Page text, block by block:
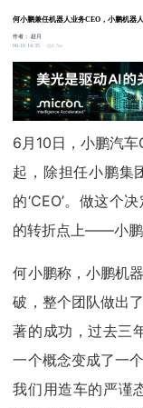
何小鹏兼任机器人业务CEO，小鹏机器
作者：赵月
06-10 14:35
1.5w
6月10日，小鹏汽
起，除担任小鹏集
的‘CEO’。做这个
的转折点上——小鹏
何小鹏称，小鹏机
破，整个团队做出
著的成功，过去三
一个概念变成了一
我们用造车的严谨